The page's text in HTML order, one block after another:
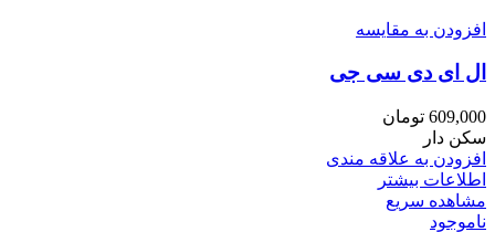
افزودن به مقایسه
ال ای دی سی جی
609,000 تومان
سکن دار
افزودن به علاقه مندی
اطلاعات بیشتر
مشاهده سریع
ناموجود